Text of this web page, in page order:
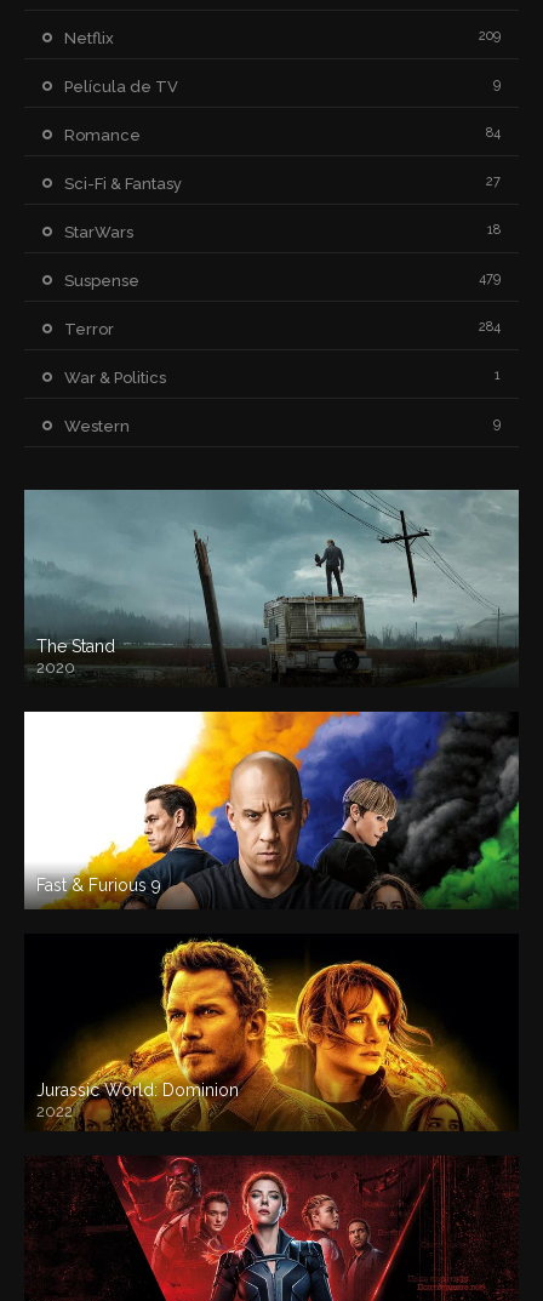
Netflix 209
Película de TV 9
Romance 84
Sci-Fi & Fantasy 27
StarWars 18
Suspense 479
Terror 284
War & Politics 1
Western 9
The Stand
2020
Fast & Furious 9
Jurassic World: Dominion
2022